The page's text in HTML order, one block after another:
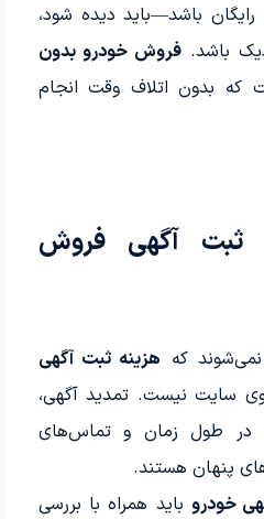
باشد—باید دیده شود،
باشد.فروش خودرو بدون
که بدون اتلاف وقت انجام
ثبت آگهی فروش
که هزینه ثبت آگهی
سایت نیست. تمدید آگهی،
در طول زمان و تماس‌های
پنهان هستند.
خودرو باید همراه با بررسی